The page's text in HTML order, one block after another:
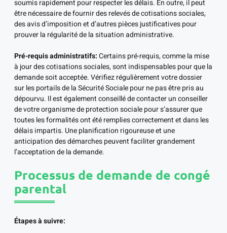
soumis rapidement pour respecter les délais. En outre, il peut
être nécessaire de fournir des relevés de cotisations sociales,
des avis d’imposition et d’autres pièces justificatives pour
prouver la régularité de la situation administrative.
Pré-requis administratifs:Certains pré-requis, comme la mise
à jour des cotisations sociales, sont indispensables pour que la
demande soit acceptée. Vérifiez régulièrement votre dossier
sur les portails de la Sécurité Sociale pour ne pas être pris au
dépourvu. Il est également conseillé de contacter un conseiller
de votre organisme de protection sociale pour s’assurer que
toutes les formalités ont été remplies correctement et dans les
délais impartis. Une planification rigoureuse et une
anticipation des démarches peuvent faciliter grandement
l’acceptation de la demande.
Processus de demande de congé
parental
Étapes à suivre: